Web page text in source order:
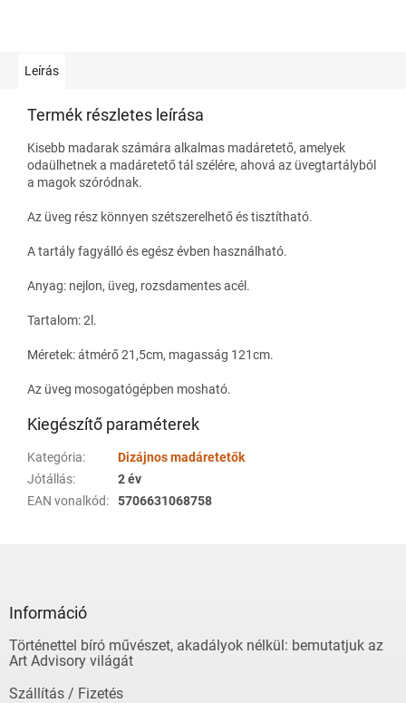
Leírás
Termék részletes leírása
Kisebb madarak számára alkalmas madáretető, amelyek
odaülhetnek a madáretető tál szélére, ahová az üvegtartályból
a magok szóródnak.
Az üveg rész könnyen szétszerelhető és tisztítható.
A tartály fagyálló és egész évben használható.
Anyag: nejlon, üveg, rozsdamentes acél.
Tartalom: 2l.
Méretek: átmérő 21,5cm, magasság 121cm.
Az üveg mosogatógépben mosható.
Kiegészítő paraméterek
Kategória:
Dizájnos madáretetők
Jótállás:
2 év
EAN vonalkód: 5706631068758
Információ
Történettel bíró művészet, akadályok nélkül: bemutatjuk az
Art Advisory világát
Szállítás / Fizetés